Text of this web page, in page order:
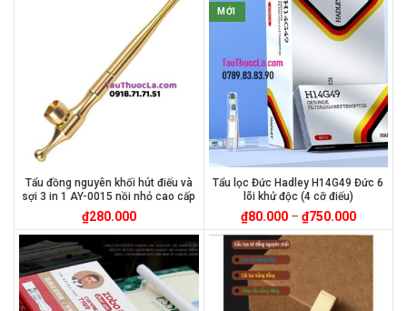
Tẩu đồng nguyên khối hút điếu và
sợi 3 in 1 AY-0015 nồi nhỏ cao cấp
₫280.000
MỚI
Tẩu lọc Đức Hadley H14G49 Đức 6
lõi khử độc (4 cỡ điếu)
₫80.000– ₫750.000